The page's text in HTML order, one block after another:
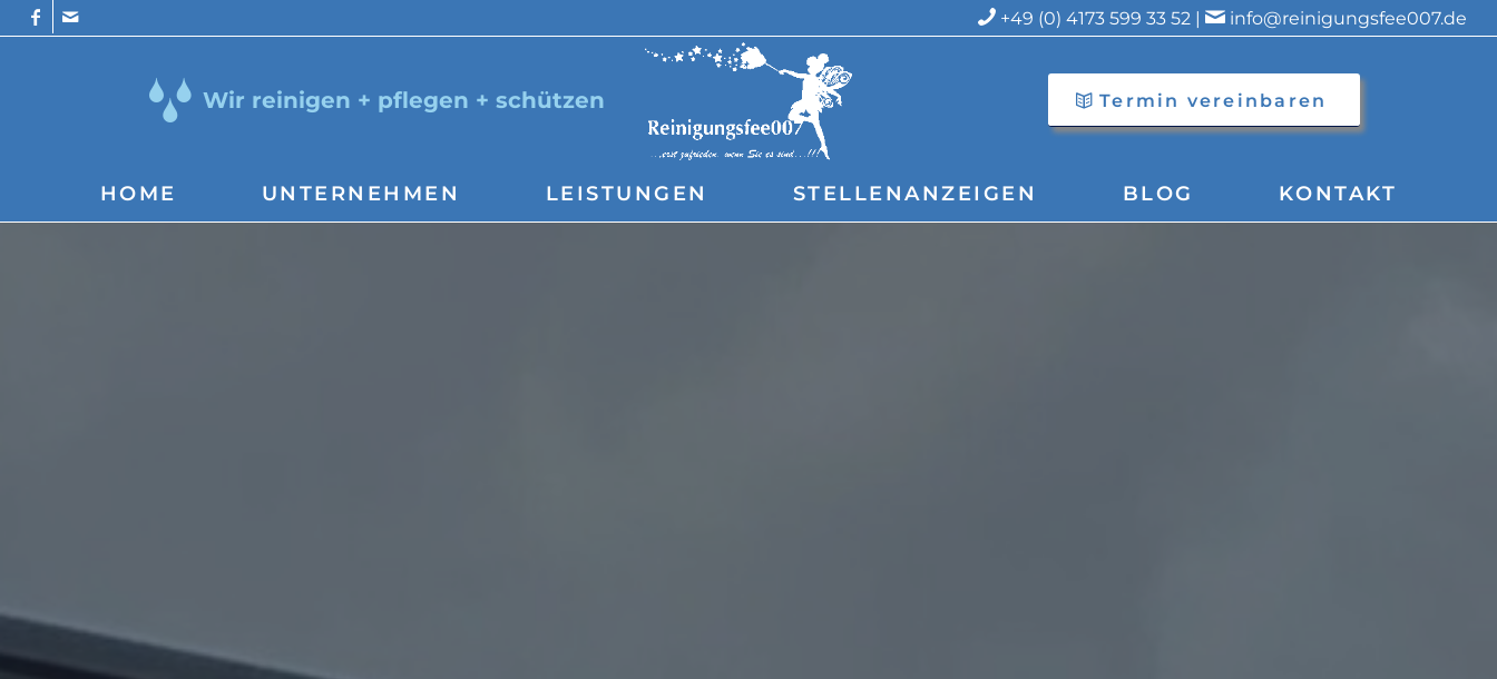
+49 (0) 4173 599 33 52 | info@reinigungsfee007.de
Wir reinigen + pflegen + schützen Termin vereinbaren
HOME UNTERNEHMEN LEISTUNGEN STELLENANZEIGEN BLOG KONTAKT